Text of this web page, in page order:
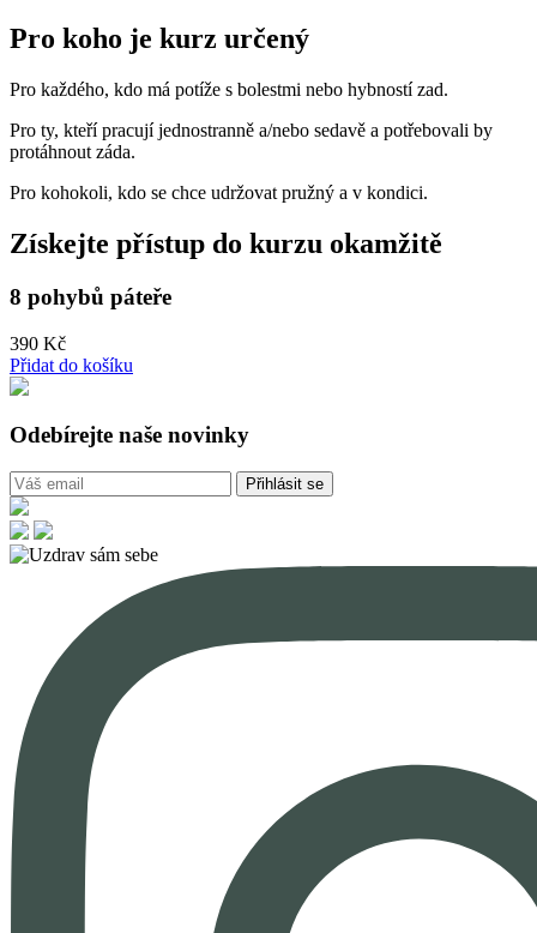
Pro koho je kurz určený
Pro každého, kdo má potíže s bolestmi nebo hybností zad.
Pro ty, kteří pracují jednostranně a/nebo sedavě a potřebovali by
protáhnout záda.
Pro kohokoli, kdo se chce udržovat pružný a v kondici.
Získejte přístup do kurzu okamžitě
8 pohybů páteře
390 Kč
Přidat do košíku
Odebírejte naše novinky
Přihlásit se